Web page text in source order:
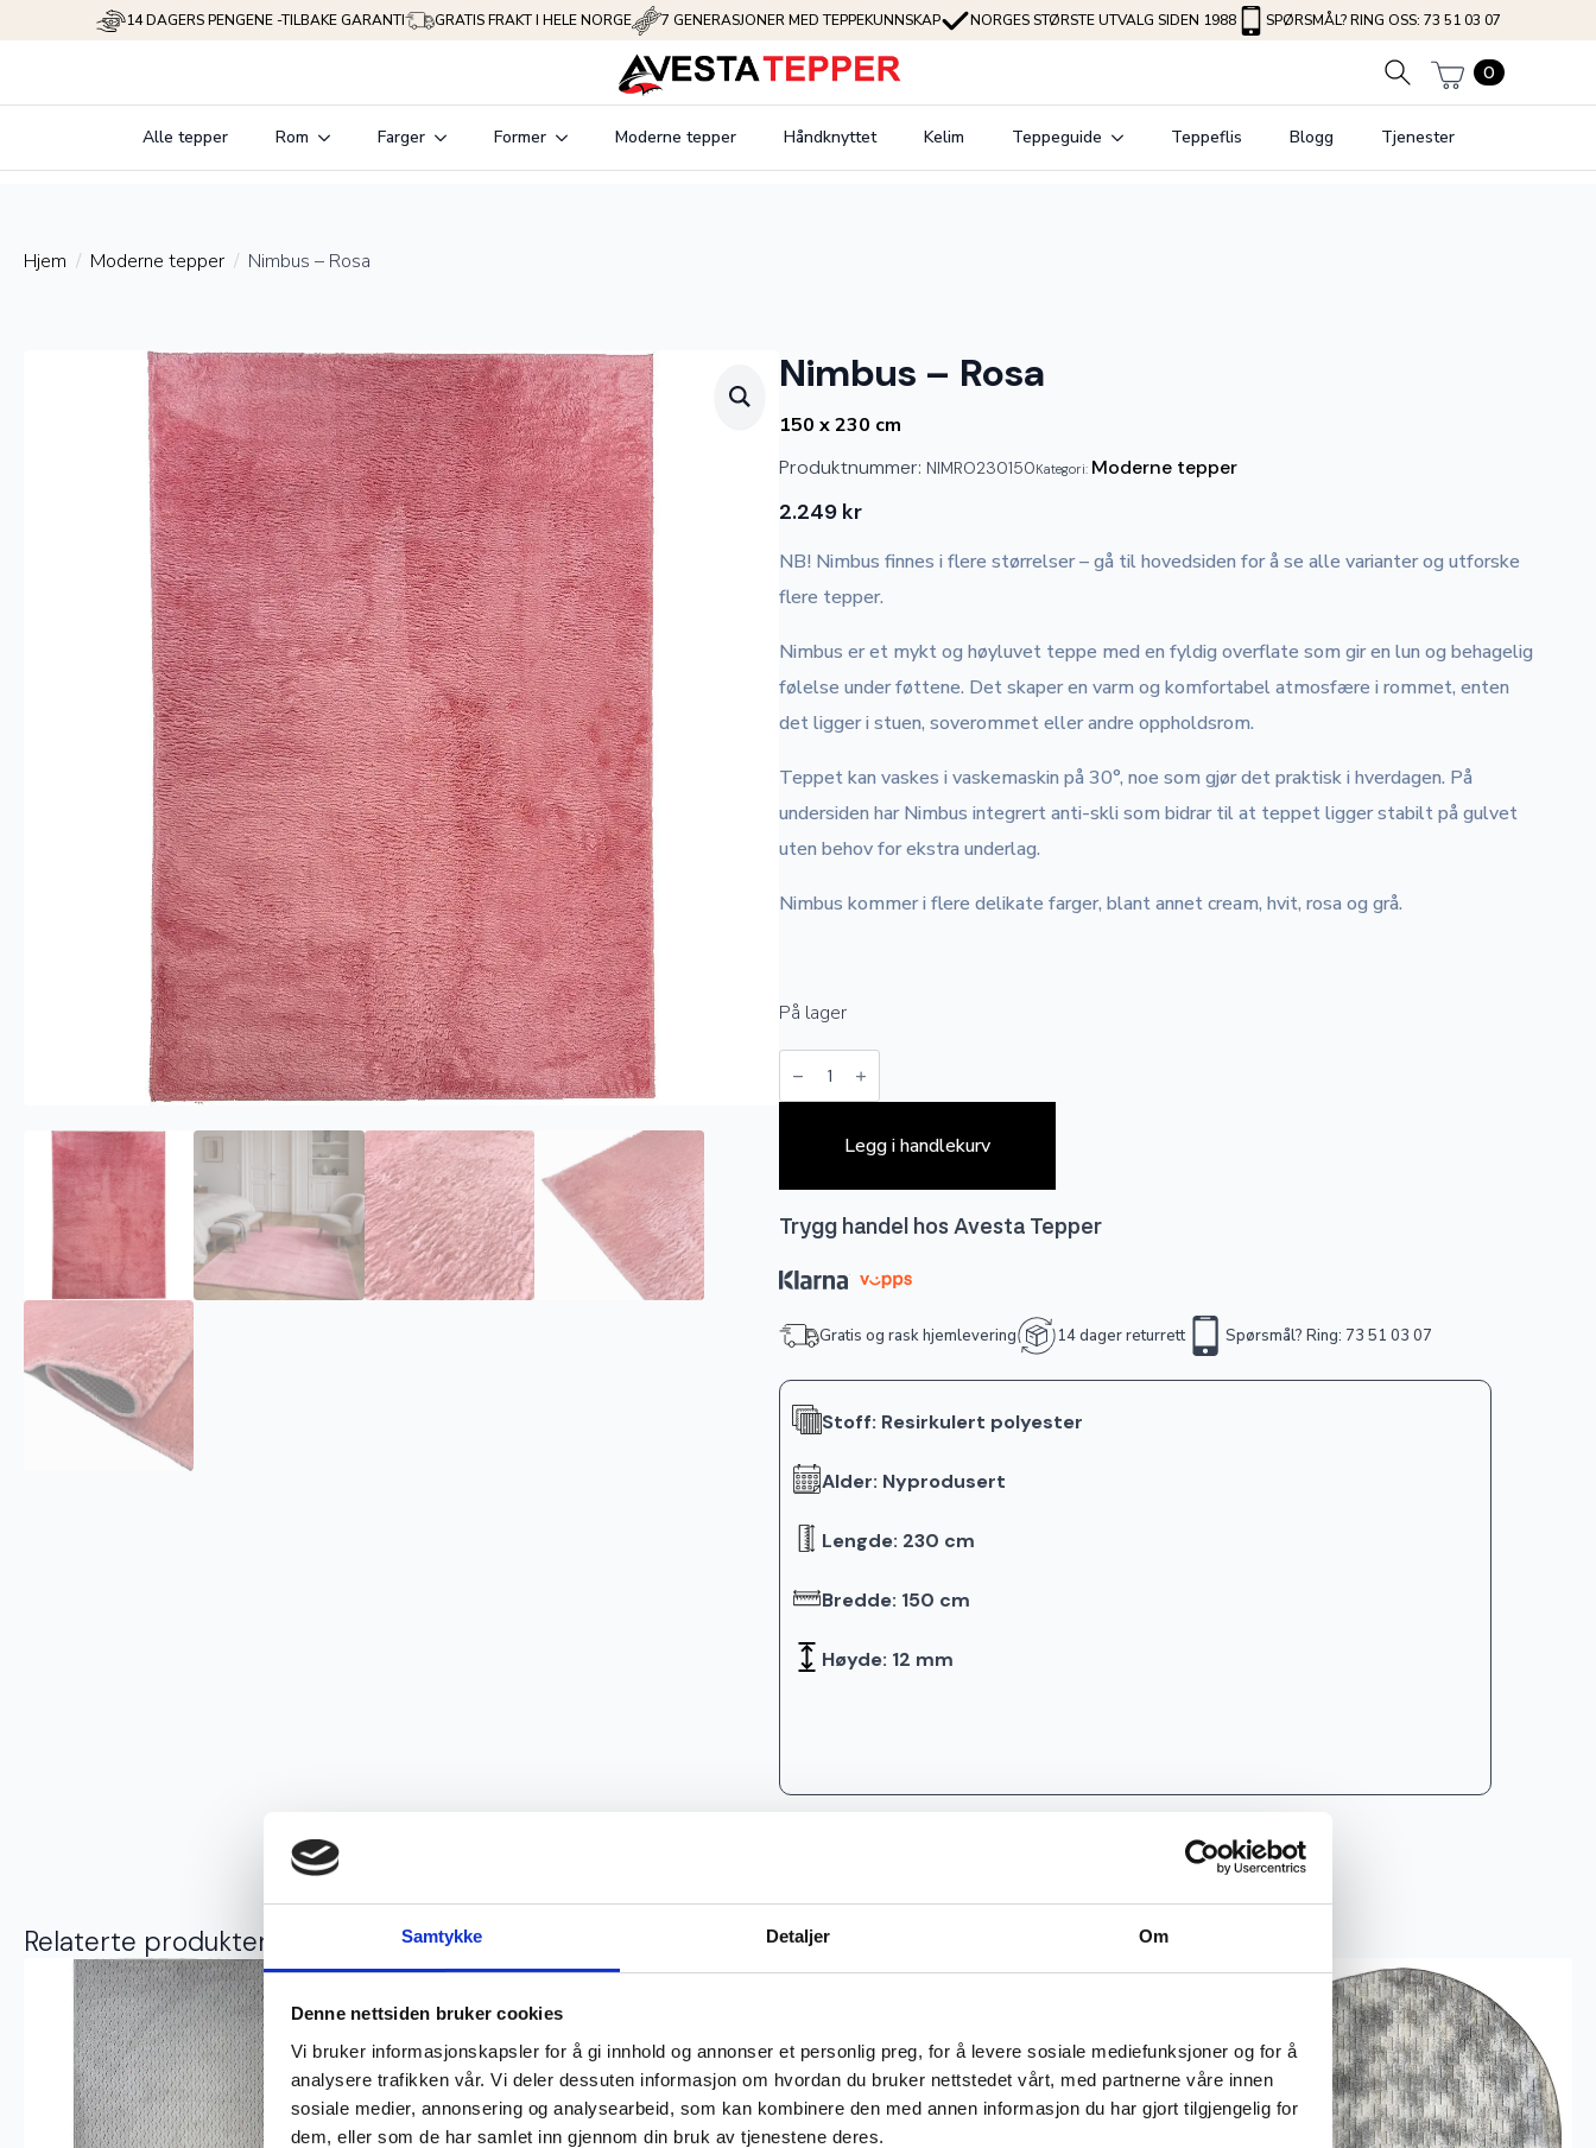
Samtykke Detaljer Om
Denne nettsiden bruker cookies
Vi bruker informasjonskapsler for å gi innhold og annonser et personlig preg, for å levere sosiale mediefunksjoner og for å
analysere trafikken vår. Vi deler dessuten informasjon om hvordan du bruker nettstedet vårt, med partnerne våre innen
sosiale medier, annonsering og analysearbeid, som kan kombinere den med annen informasjon du har gjort tilgjengelig for
dem, eller som de har samlet inn gjennom din bruk av tjenestene deres.
14 DAGERS PENGENE -TILBAKE GARANTI GRATIS FRAKT I HELE NORGE 7 GENERASJONER MED TEPPEKUNNSKAP NORGES STØRSTE UTVALG SIDEN 1988 SPØRSMÅL? RING OSS: 73 51 03 07
0
Alle tepper Rom Farger Former Moderne tepper Håndknyttet Kelim Teppeguide Teppeflis Blogg Tjenester
Hjem Moderne tepper Nimbus – Rosa
Nimbus – Rosa
150 x 230 cm
Produktnummer: NIMRO230150Kategori: Moderne tepper
2.249 kr
NB! Nimbus finnes i flere størrelser – gå til hovedsiden for å se alle varianter og utforske
flere tepper.
Nimbus er et mykt og høyluvet teppe med en fyldig overflate som gir en lun og behagelig
følelse under føttene. Det skaper en varm og komfortabel atmosfære i rommet, enten
det ligger i stuen, soverommet eller andre oppholdsrom.
Teppet kan vaskes i vaskemaskin på 30°, noe som gjør det praktisk i hverdagen. På
undersiden har Nimbus integrert anti-skli som bidrar til at teppet ligger stabilt på gulvet
uten behov for ekstra underlag.
Nimbus kommer i flere delikate farger, blant annet cream, hvit, rosa og grå.
På lager
Nimbus
antall
Legg i handlekurv
Trygg handel hos Avesta Tepper
Gratis og rask hjemlevering 14 dager returrett Spørsmål? Ring: 73 51 03 07
Stoff: Resirkulert polyester
Alder: Nyprodusert
Lengde: 230 cm
Bredde: 150 cm
Høyde: 12 mm
Relaterte produkter